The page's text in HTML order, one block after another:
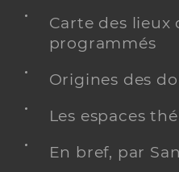
Carte des lieux
programmés
Origines des
Les espaces
En bref, par